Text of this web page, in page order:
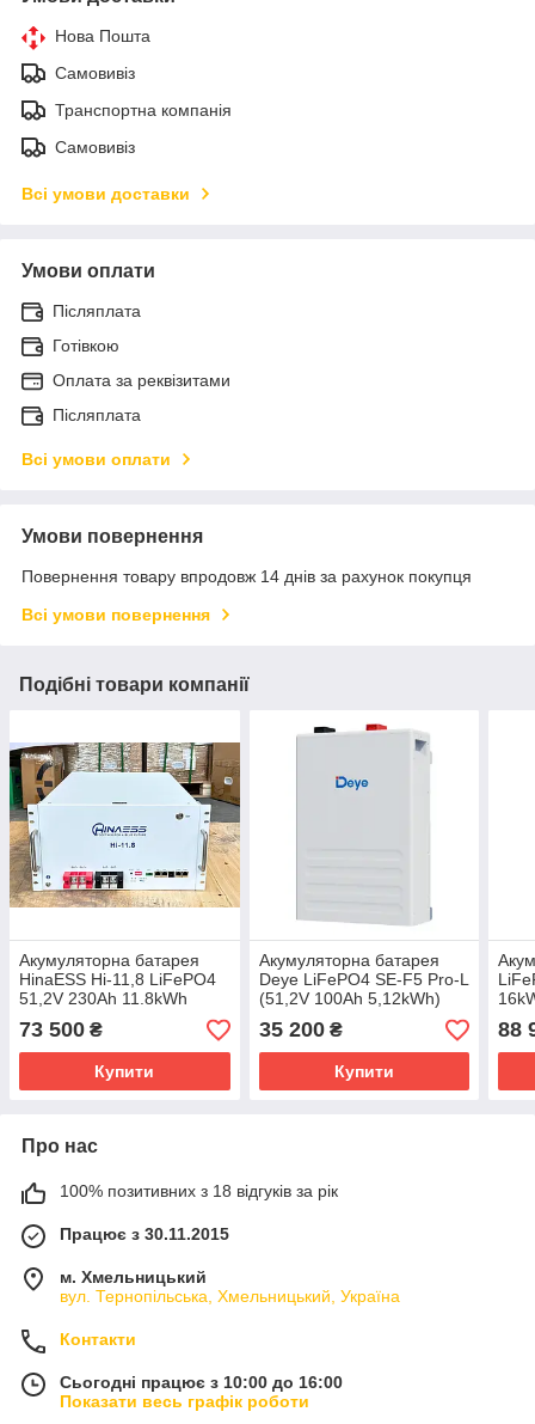
Нова Пошта
Самовивіз
Транспортна компанія
Самовивіз
Всі умови доставки
Умови оплати
Післяплата
Готівкою
Оплата за реквізитами
Післяплата
Всі умови оплати
Умови повернення
Повернення товару впродовж 14 днів за рахунок покупця
Всі умови повернення
Подібні товари компанії
Акумуляторна батарея
HinaESS Hi-11,8 LiFePO4
51,2V 230Ah 11.8kWh
73 500 ₴
Купити
Акумуляторна батарея
Deye LiFePO4 SE-F5 Pro-L
(51,2V 100Ah 5,12kWh)
35 200₴
Купити
88
Про нас
100% позитивних з 18 відгуків за рік
Працює з 30.11.2015
м. Хмельницький
вул. Тернопільська, Хмельницький, Україна
Контакти
Сьогодні працює з 10:00 до 16:00
Показати весь графік роботи